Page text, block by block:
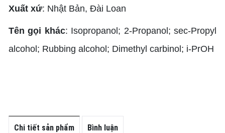
Xuất xứ: Nhật Bản, Đài Loan
Tên gọi khác: Isopropanol; 2-Propanol;sec-Propyl
alcohol; Rubbing alcohol; Dimethyl carbinol; i-PrOH
Chi tiết sản phẩm Bình luận